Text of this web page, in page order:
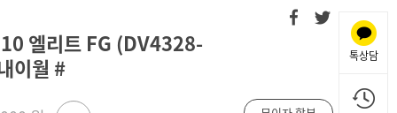
엘리트 FG (DV4328-
이월 #
톡상담